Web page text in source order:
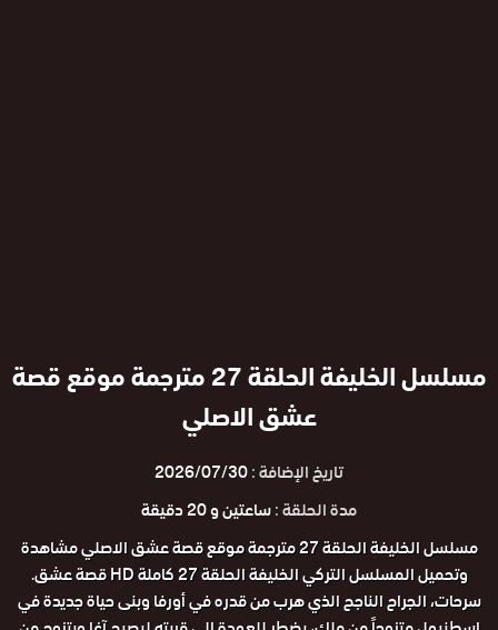
مسلسل الخليفة الحلقة 27 مترجمة موقع قصة
عشق الاصلي
تاريخ الإضافة :2026/07/30
مدة الحلقة :ساعتين و 20 دقيقة
مسلسل الخليفة الحلقة 27 مترجمة موقع قصة عشق الاصلي مشاهدة
وتحميل المسلسل التركي الخليفة الحلقة 27 كاملة HD قصة عشق.
سرحات، الجراح الناجح الذي هرب من قدره في أورفا وبنى حياة جديدة في